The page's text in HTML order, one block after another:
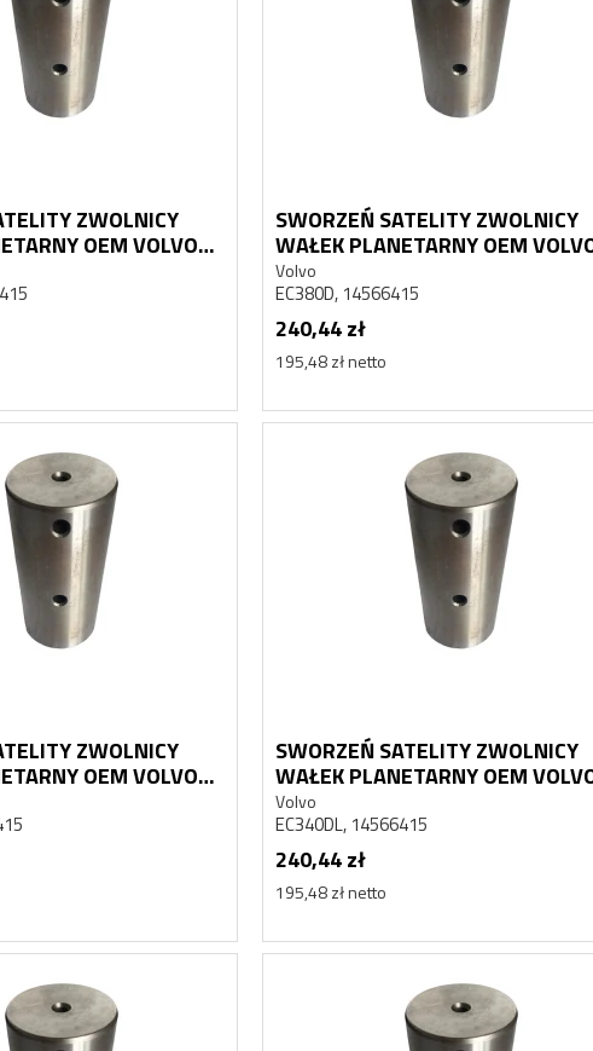
ZWOLNICY
OEM VOLVO
SWORZEŃ SATELITY ZWOLNICY
WAŁEK PLANETARNY OEM
EC380D
Volvo
EC380D, 14566415
240,44 zł
195,48 zł netto
ZWOLNICY
OEM VOLVO
SWORZEŃ SATELITY ZWOLNICY
WAŁEK PLANETARNY OEM
EC340DL
Volvo
EC340DL, 14566415
240,44 zł
195,48 zł netto